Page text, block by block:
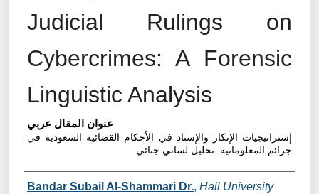
Judicial Rulings on
Cybercrimes: A Forensic
Linguistic Analysis
عنوان المقال عربي
إستراتيجيات الإنكار والإسناد في الأحكام القضائية السعودية في
جرائم المعلوماتية: تحليل لساني جنائي
Authors
Bandar Subail Al-Shammari Dr., Hail University